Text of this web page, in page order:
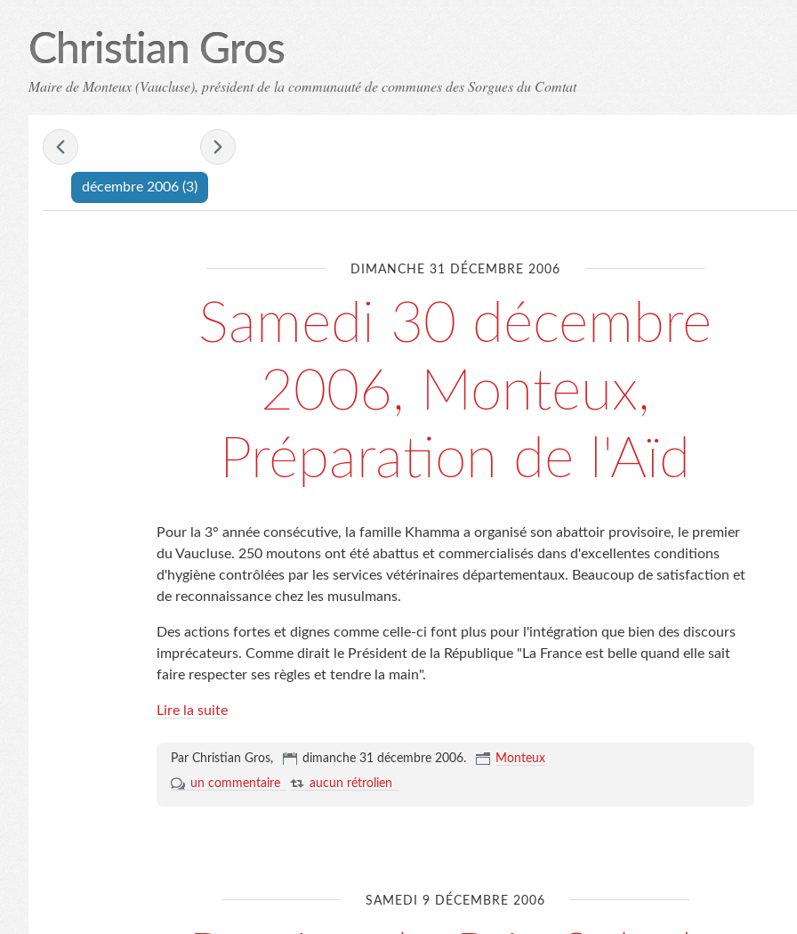
Christian Gros
Maire de Monteux (Vaucluse), président de la communauté de communes des Sorgues du Comtat
- décembre 2006 -
décembre 2006 (3)
DIMANCHE 31 DÉCEMBRE 2006
Samedi 30 décembre
2006, Monteux,
Préparation de l'Aïd
Pour la 3° année consécutive, la famille Khamma a organisé son abattoir provisoire, le premier
du Vaucluse. 250 moutons ont été abattus et commercialisés dans d'excellentes conditions
d'hygiène contrôlées par les services vétérinaires départementaux. Beaucoup de satisfaction et
de reconnaissance chez les musulmans.
Des actions fortes et dignes comme celle-ci font plus pour l'intégration que bien des discours
imprécateurs. Comme dirait le Président de la République "La France est belle quand elle sait
faire respecter ses règles et tendre la main".
Lire la suite
Par Christian Gros, dimanche 31 décembre 2006.
Monteux
un commentaire
aucun rétrolien
SAMEDI 9 DÉCEMBRE 2006